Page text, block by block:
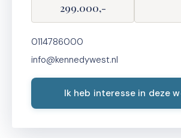
299.000,-
0114786000
info@kennedywest.nl
Ik heb interesse in deze